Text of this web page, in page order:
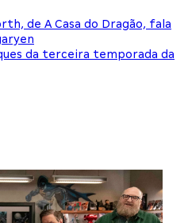
de A Casa do Dragão, fala
da terceira temporada da